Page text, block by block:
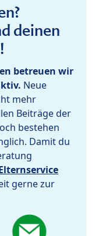
deinen
betreuen wir
Neue
mehr
Beiträge der
bestehen
Damit du
gerne zur